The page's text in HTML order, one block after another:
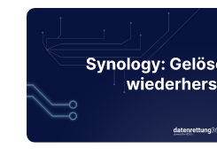
Über uns
Datenrettung-Wissen